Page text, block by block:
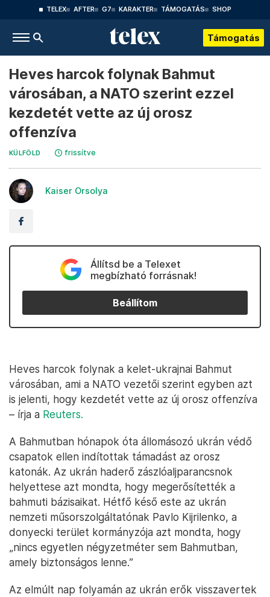
TELEX AFTER G7 KARAKTER TÁMOGATÁS SHOP
Támogatás
Heves harcok folynak Bahmut
városában, a NATO szerint ezzel
kezdetét vette az új orosz
offenzíva
KÜLFÖLD frissítve
Kaiser Orsolya
Állítsd be a Telexet
megbízható forrásnak!
Beállítom
Heves harcok folynak a kelet-ukrajnai Bahmut
városában, ami a NATO vezetői szerint egyben azt
is jelenti, hogy kezdetét vette az új orosz offenzíva
– írja a Reuters.
A Bahmutban hónapok óta állomásozó ukrán védő
csapatok ellen indítottak támadást az orosz
katonák. Az ukrán haderő zászlóaljparancsnok
helyettese azt mondta, hogy megerősítették a
bahmuti bázisaikat. Hétfő késő este az ukrán
nemzeti műsorszolgáltatónak Pavlo Kijrilenko, a
donyecki terület kormányzója azt mondta, hogy
„nincs egyetlen négyzetméter sem Bahmutban,
amely biztonságos lenne.”
Az elmúlt nap folyamán az ukrán erők visszavertek